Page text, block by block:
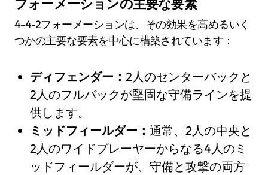
フォーメーションの主要な要素
4-4-2フォーメーションは、その効果を高めるいく
つかの主要な要素を中心に構築されています：
ディフェンダー： 2人のセンターバックと
2人のフルバックが堅固な守備ラインを提
供します。
ミッドフィールダー： 通常、2人の中央と
2人のワイドプレーヤーからなる4人のミ
ッドフィールダーが、守備と攻撃の両方